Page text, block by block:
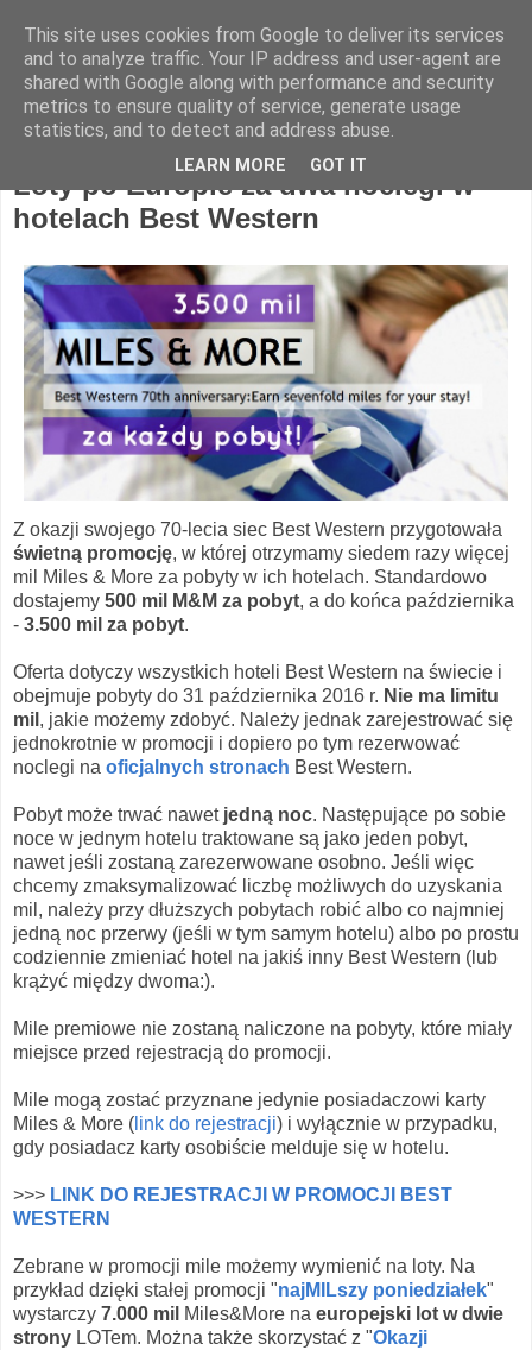
Hotel Spotter
Loty po Europie za dwa noclegi w
hotelach Best Western
Z okazji swojego 70-lecia siec Best Western przygotowała
świetną promocję, w której otrzymamy siedem razy więcej
mil Miles & More za pobyty w ich hotelach. Standardowo
dostajemy 500 mil M&M za pobyt, a do końca października
- 3.500 mil za pobyt.
Oferta dotyczy wszystkich hoteli Best Western na świecie i
obejmuje pobyty do 31 października 2016 r. Nie ma limitu
mil , jakie możemy zdobyć. Należy jednak zarejestrować się
jednokrotnie w promocji i dopiero po tym rezerwować
noclegi na oficjalnych stronach Best Western.
Pobyt może trwać nawet jedną noc. Następujące po sobie
noce w jednym hotelu traktowane są jako jeden pobyt,
nawet jeśli zostaną zarezerwowane osobno. Jeśli więc
chcemy zmaksymalizować liczbę możliwych do uzyskania
mil, należy przy dłuższych pobytach robić albo co najmniej
jedną noc przerwy (jeśli w tym samym hotelu) albo po prostu
codziennie zmieniać hotel na jakiś inny Best Western (lub
krążyć między dwoma:).
Mile premiowe nie zostaną naliczone na pobyty, które miały
miejsce przed rejestracją do promocji.
Mile mogą zostać przyznane jedynie posiadaczowi karty
Miles & More ( link do rejestracji) i wyłącznie w przypadku,
gdy posiadacz karty osobiście melduje się w hotelu.
>>> LINK DO REJESTRACJI W PROMOCJI BEST
WESTERN
Zebrane w promocji mile możemy wymienić na loty. Na
przykład dzięki stałej promocji "najMILszy poniedziałek"
wystarczy 7.000 mil Miles&More na europejski lot w dwie
strony LOTem. Można także skorzystać z "Okazji
This site uses cookies from Google to deliver its services
and to analyze traffic. Your IP address and user-agent are
shared with Google along with performance and security
metrics to ensure quality of service, generate usage
statistics, and to detect and address abuse.
LEARN MORE GOT IT